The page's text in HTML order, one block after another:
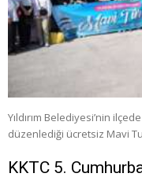
Yıldırım Belediyesi’nin
düzenlediği ücretsiz Mavi
KKTC 5.